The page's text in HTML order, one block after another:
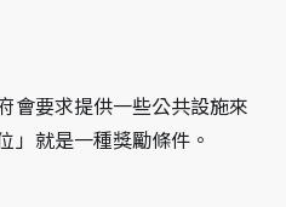
會要求提供一些公共設施來
」就是一種獎勵條件。